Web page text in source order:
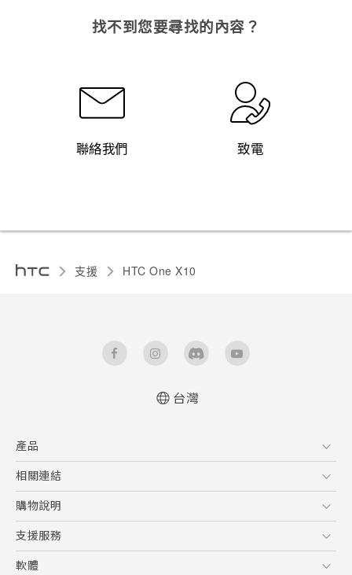
找不到您要尋找的內容？
聯絡我們 致電
支援 HTC One X10‎
台灣
產品
5G
智慧型手機
配件
相關連結
HTC Research
購物說明
購物須知
訂單管理
支援服務
到府收送維修服務
軟體